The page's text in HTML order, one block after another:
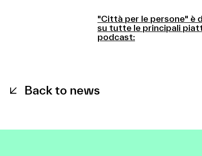
"Città per le persone" è
su tutte le principali
podcast:
Back to news